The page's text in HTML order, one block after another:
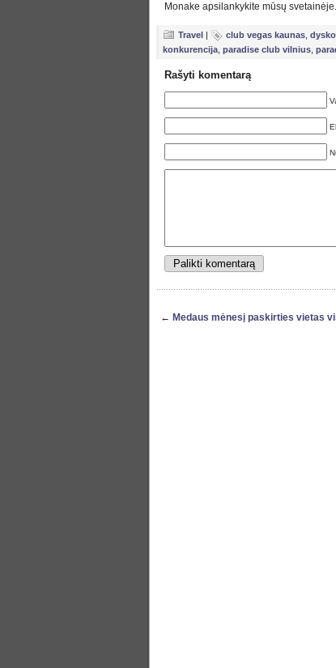
Monake apsilankykite mūsų svetainėje.
Travel | club vegas kaunas
konkurencija paradise club vilnius
Rašyti komentarą
← Medaus mėnesį paskirties vietas